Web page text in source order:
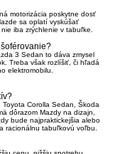
motorizácia poskytne dosť
sa oplatí vyskúšať
iba zrýchlenie v tabuľke.
3 Sedan to dáva zmysel
Treba však rozlíšiť, či hľadá
elektromobilu.
Corolla Sedan, Škoda
dôrazom Mazdy na dizajn,
bude najpraktickejšia alebo
racionálnu tabuľkovú voľbu.